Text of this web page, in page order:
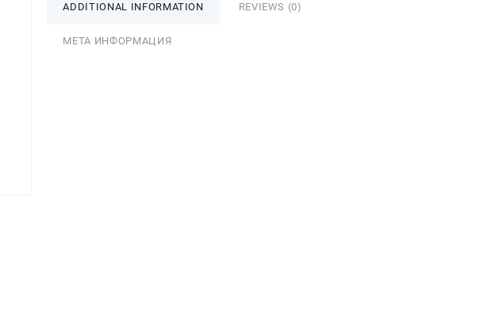
ADDITIONAL INFORMATION REVIEWS (0)
МЕТА ИНФОРМАЦИЯ